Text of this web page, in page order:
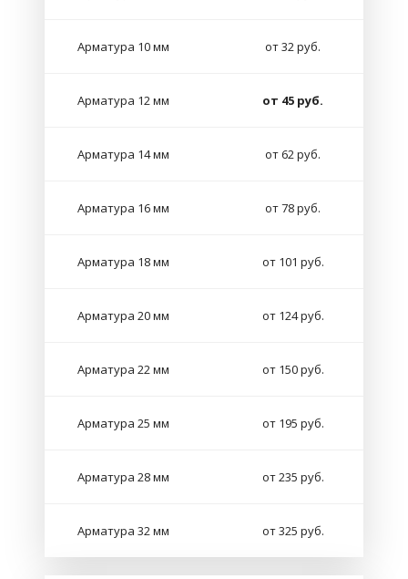
Арматура 10 мм от 32 руб.
Арматура 12 мм от 45 руб.
Арматура 14 мм от 62 руб.
Арматура 16 мм от 78 руб.
Арматура 18 мм от 101 руб.
Арматура 20 мм от 124 руб.
Арматура 22 мм от 150 руб.
Арматура 25 мм от 195 руб.
Арматура 28 мм от 235 руб.
Арматура 32 мм от 325 руб.